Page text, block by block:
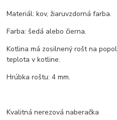
Materiál: kov, žiaruvzdorná farba.
Farba: šedá alebo čierna.
Kotlina má zosilnený rošt na
teplota v kotline.
Hrúbka roštu: 4 mm.
Kvalitná nerezová naberačka